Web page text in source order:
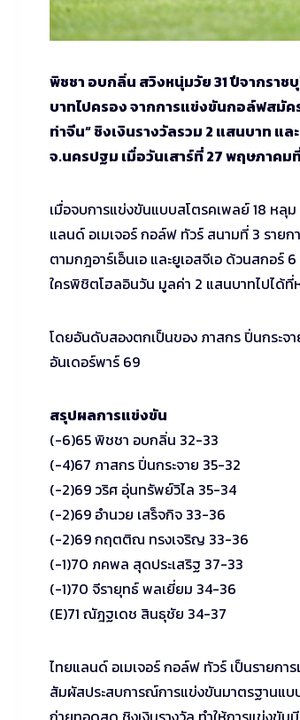
พิชชา อบกลิ่น สวิงหนุ่มวัย 31 ปีจากราช
บาทไปครอง จากการแข่งขันกอล์ฟสมัค
ท่าจีน“ ชิงเงินรางวัลรวม 2 แสนบาท
จ.นครปฐม เมื่อวันเสาร์ที่ 27 พฤษภาคม
เมื่อจบการแข่งขันแบบสโตรคเพลย์ 18 หลุ
แลนด์ อเมเจอร์ กอล์ฟ ทัวร์ สนามที่ 3 รายก
ตามกฎอาร์เอ็นเอ และยูเอสจีเอ ด้วนสกอ
ใครพิชิตโฮลอินวัน มูลค่า 2 แสนบาทไปได้
โดยอันดับสองตกเป็นของ ภาสกร ปิ่นกระจ
อันเดอร์พาร์ 69
สรุปผลการแข่งขัน
(-6)65 พิชชา อบกลิ่น 32-33
(-4)67 ภาสกร ปิ่นกระจาย 35-32
(-2)69 วริศ อุ่นทรัพย์วิไล 35-34
(-2)69 อำนวย เสร็จกิจ 33-36
(-2)69 กฤตติณ ทรงเจริญ 33-36
(-1)70 ภคพล สุดประเสริฐ 37-33
(-1)70 จีรายุทธ์ พลเยี่ยม 34-36
(E)71 ณัฎฐเดช สินธุชัย 34-37
ไทยแลนด์ อเมเจอร์ กอล์ฟ ทัวร์ เป็นรายก
สัมผัสประสบการณ์การแข่งขันมาตรฐานแ